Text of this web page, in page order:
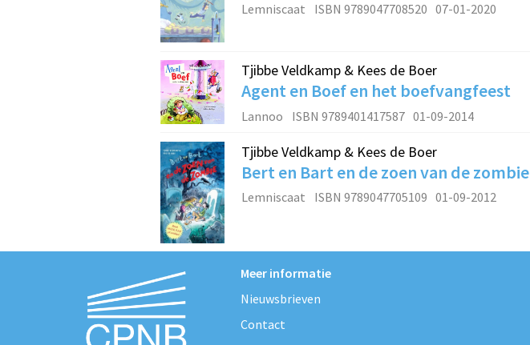
Lemniscaat ISBN 9789047708520 07-01-2020
Tjibbe Veldkamp & Kees de Boer
Agent en Boef en het boefvangfeest
Lannoo ISBN 9789401417587 01-09-2014
Tjibbe Veldkamp & Kees de Boer
Bert en Bart en de zoen van de zombie
Lemniscaat ISBN 9789047705109 01-09-2012
Meer informatie
Nieuwsbrieven
Contact